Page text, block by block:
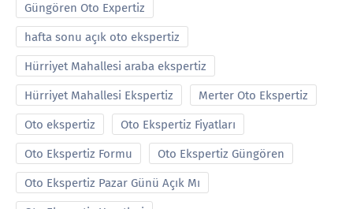
Güngören Oto Expertiz
hafta sonu açık oto ekspertiz
Hürriyet Mahallesi araba ekspertiz
Hürriyet Mahallesi Ekspertiz Merter Oto Ekspertiz
Oto ekspertiz Oto Ekspertiz Fiyatları
Oto Ekspertiz Formu Oto Ekspertiz Güngören
Oto Ekspertiz Pazar Günü Açık Mı